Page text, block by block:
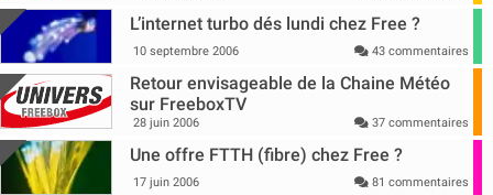
L’internet turbo dés lundi chez Free ?
10 septembre 2006 43 commentaires
Retour envisageable de la Chaine Météo
sur FreeboxTV
28 juin 2006 37 commentaires
Une offre FTTH (fibre) chez Free ?
17 juin 2006 81 commentaires